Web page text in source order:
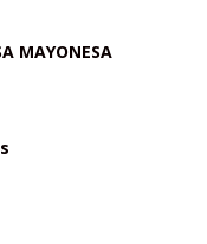
MAYONESA